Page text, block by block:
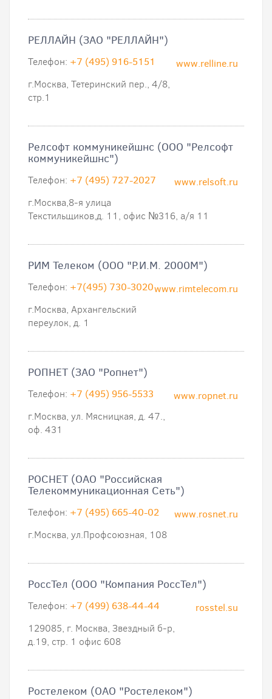
РЕЛЛАЙН (ЗАО "РЕЛЛАЙН")
www.relline.ru
Телефон: +7 (495) 916-5151
г.Москва, Тетеринский пер., 4/8,
стр.1
Релсофт коммуникейшнс (ООО "Релсофт
коммуникейшнс")
www.relsoft.ru
Телефон: +7 (495) 727-2027
г.Москва,8-я улица
Текстильщиков,д. 11, офис №316, а/я 11
РИМ Телеком (ООО "Р.И.М. 2000М")
www.rimtelecom.ru
Телефон: +7(495) 730-3020
г.Москва, Архангельский
переулок, д. 1
РОПНЕТ (ЗАО "Ропнет")
www.ropnet.ru
Телефон: +7 (495) 956-5533
г.Москва, ул. Мясницкая, д. 47.,
оф. 431
РОСНЕТ (ОАО "Российская
Телекоммуникационная Сеть")
www.rosnet.ru
Телефон: +7 (495) 665-40-02
г.Москва, ул.Профсоюзная, 108
РоссТел (ООО "Компания РоссТел")
rosstel.su
Телефон: +7 (499) 638-44-44
129085, г. Москва, Звездный б-р,
д.19, стр. 1 офис 608
Ростелеком (ОАО "Ростелеком")